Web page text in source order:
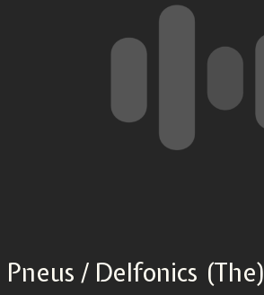
Pneus / Delfonics (The)